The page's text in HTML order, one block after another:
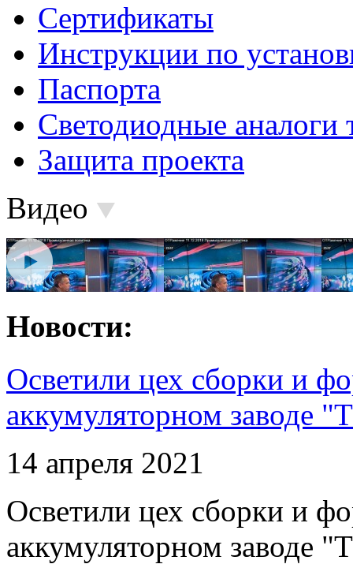
Сертификаты
Инструкции по
Паспорта
Светодиодные аналоги
Защита проекта
Видео
Новости:
Осветили цех сборки и
аккумуляторном заводе
14 апреля 2021
Осветили цех сборки и
аккумуляторном заводе